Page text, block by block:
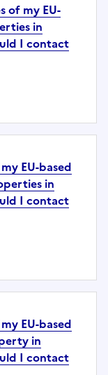
of my EU-
in
I contact
EU-based
in
I contact
EU-based
in
I contact